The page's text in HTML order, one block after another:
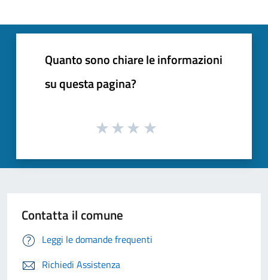
Quanto sono chiare le informazioni
su questa pagina?
Contatta il comune
Leggi le domande frequenti
Richiedi Assistenza